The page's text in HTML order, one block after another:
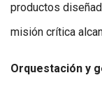
productos
misión crítica
Orquestación y